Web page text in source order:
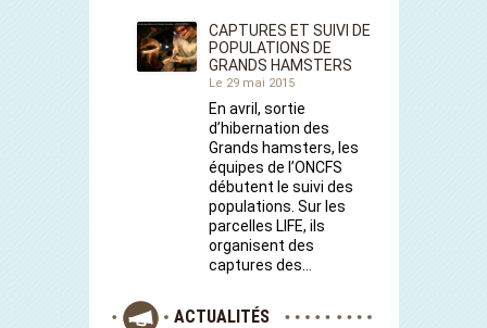
CAPTURES ET SUIVI DE
POPULATIONS DE
GRANDS HAMSTERS
Le 29 mai 2015
En avril, sortie
d’hibernation des
Grands hamsters, les
équipes de l’ONCFS
débutent le suivi des
populations. Sur les
parcelles LIFE, ils
organisent des
captures des…
ACTUALITÉS